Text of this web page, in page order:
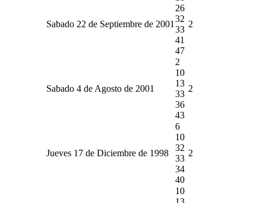
Sabado 22 de Septiembre de 2001
26
32
33
41
47
2
Sabado 4 de Agosto de 2001
2
10
13
33
36
43
2
Jueves 17 de Diciembre de 1998
6
10
32
33
34
40
2
10